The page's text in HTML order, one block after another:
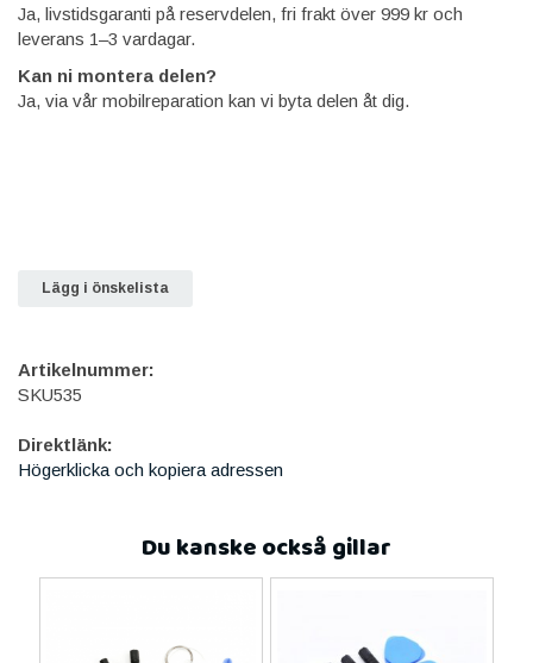
Ja, livstidsgaranti på reservdelen, fri frakt över 999 kr och
leverans 1–3 vardagar.
Kan ni montera delen?
Ja, via vår mobilreparation kan vi byta delen åt dig.
Lägg i önskelista
Artikelnummer:
SKU535
Direktlänk:
Högerklicka och kopiera adressen
Du kanske också gillar